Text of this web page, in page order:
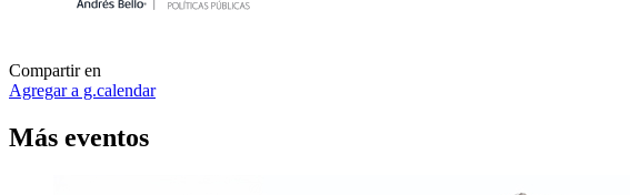
Compartir en
Agregar a g.calendar
Más eventos